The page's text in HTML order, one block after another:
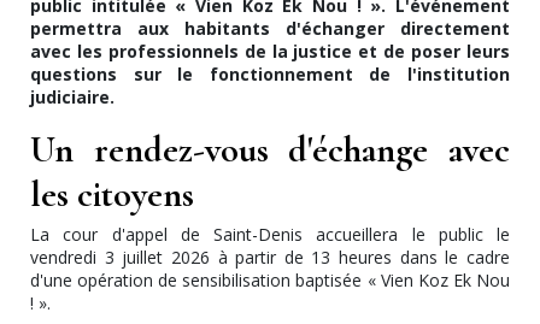
public intitulée « Vien Koz Ek Nou ! ». L'événement
permettra aux habitants d'échanger directement
avec les professionnels de la justice et de poser leurs
questions sur le fonctionnement de l'institution
judiciaire.
Un rendez-vous d'échange avec
les citoyens
La cour d'appel de Saint-Denis accueillera le public le
vendredi 3 juillet 2026 à partir de 13 heures dans le cadre
d'une opération de sensibilisation baptisée « Vien Koz Ek Nou
! ».